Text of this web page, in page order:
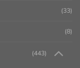
(33)
(8)
(443)